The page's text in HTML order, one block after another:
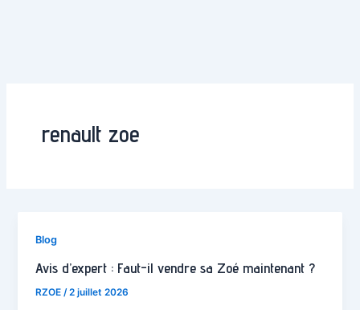
renault zoe
Blog
Avis d’expert : Faut-il vendre sa Zoé maintenant ?
RZOE /2 juillet 2026